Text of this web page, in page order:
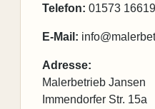
Telefon: 01573
E-Mail:
Adresse:
Malerbetrieb Jansen
Immendorfer Str. 15a